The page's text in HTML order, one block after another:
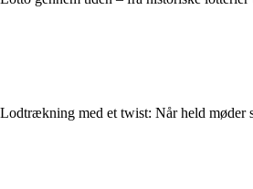
Lodtrækning med et twist: Når held møder